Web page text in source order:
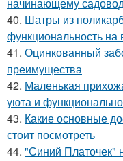
начинающему
40. Шатры из
функциональность на
41. Оцинкованный
преимущества
42. Маленькая
уюта и
43. Какие основные
стоит посмотреть
44. "Синий Платочек"